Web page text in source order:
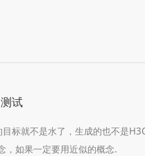
试
标就不是水了，生成的也不是
，如果一定要用近似的概念.